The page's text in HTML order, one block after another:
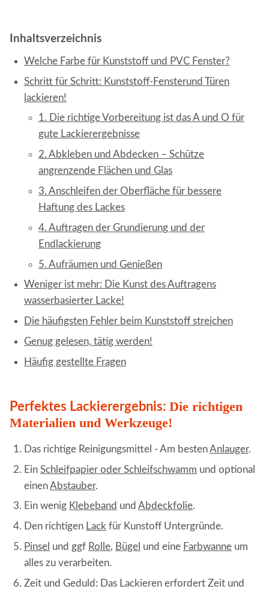
Inhaltsverzeichnis
Welche Farbe für Kunststoff und PVC Fenster?
Schritt für Schritt: Kunststoff-Fensterund Türen
lackieren!
1. Die richtige Vorbereitung ist das A und O für
gute Lackierergebnisse
2. Abkleben und Abdecken – Schütze
angrenzende Flächen und Glas
3. Anschleifen der Oberfläche für bessere
Haftung des Lackes
4. Auftragen der Grundierung und der
Endlackierung
5. Aufräumen und Genießen
Weniger ist mehr: Die Kunst des Auftragens
wasserbasierter Lacke!
Die häufigsten Fehler beim Kunststoff streichen
Genug gelesen, tätig werden!
Häufig gestellte Fragen
Perfektes Lackierergebnis: Die richtigen
Materialien und Werkzeuge!
Das richtige Reinigungsmittel - Am bestenAnlauger.
Ein Schleifpapier oder Schleifschwamm und optional
einenAbstauber.
Ein wenig Klebeband und Abdeckfolie.
Den richtigen Lack für Kunstoff Untergründe.
Pinsel und ggf Rolle, Bügel und eine Farbwanne um
alles zu verarbeiten.
Zeit und Geduld: Das Lackieren erfordert Zeit und